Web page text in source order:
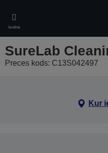
main
content
Izvēlne
SureLab
Preces kods: C13S042497
Kur